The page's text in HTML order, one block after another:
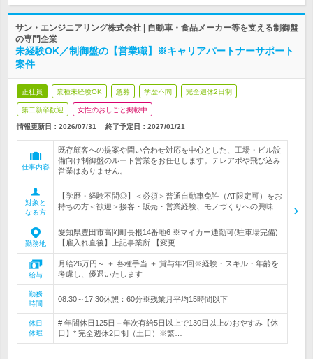
サン・エンジニアリング株式会社 | 自動車・食品メーカー等を支える制御盤
の専門企業
未経験OK／制御盤の【営業職】※キャリアパートナーサポート
案件
正社員 業種未経験OK 急募 学歴不問 完全週休2日制
第二新卒歓迎 女性のおしごと掲載中
情報更新日：2026/07/31 終了予定日： 2027/01/21
仕事内容
既存顧客への提案や問い合わせ対応を中心とした、工場・ビル設
備向け制御盤のルート営業をお任せします。テレアポや飛び込み
営業はありません。
対象と
なる方
【学歴・経験不問◎】＜必須＞普通自動車免許（AT限定可）をお
持ちの方＜歓迎＞接客・販売・営業経験、モノづくりへの興味
勤務地
愛知県豊田市高岡町長根14番地6 ※マイカー通勤可(駐車場完備)
【雇入れ直後】上記事業所 【変更…
給与
月給26万円～ ＋ 各種手当 ＋ 賞与年2回※経験・スキル・年齢を
考慮し、優遇いたします
勤務
時間
08:30～17:30休憩：60分※残業月平均15時間以下
休日
休暇
# 年間休日125日＋年次有給5日以上で130日以上のおやすみ【休
日】* 完全週休2日制（土日）※繁…